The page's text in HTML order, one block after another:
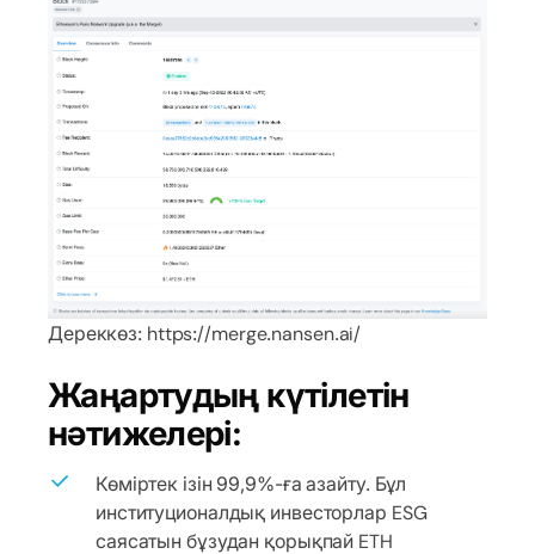
Дереккөз: https://merge.nansen.ai/
Жаңартудың күтілетін
нәтижелері:
Көміртек ізін 99,9%-ға азайту. Бұл
институционалдық инвесторлар ESG
саясатын бұзудан қорықпай ETH